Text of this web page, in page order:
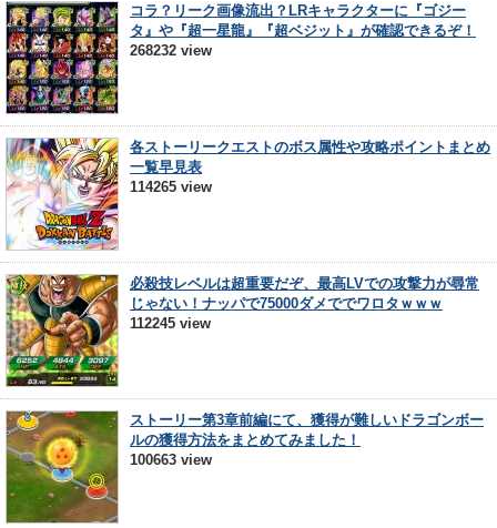
コラ？リーク画像流出？LRキャラクターに『ゴジー
タ』や『超一星龍』『超ベジット』が確認できるぞ！
268232 view
各ストーリークエストのボス属性や攻略ポイントまとめ
一覧早見表
114265 view
必殺技レベルは超重要だぞ、最高LVでの攻撃力が尋常
じゃない！ナッパで75000ダメででワロタｗｗｗ
112245 view
ストーリー第3章前編にて、獲得が難しいドラゴンボー
ルの獲得方法をまとめてみました！
100663 view